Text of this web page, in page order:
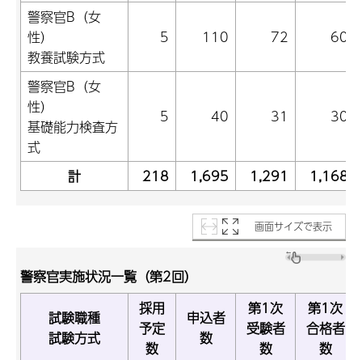
警察官B（女
性）
教養試験方式
5 110 72 60
警察官B（女
性）
基礎能力検査方
式
5 40 31 30
計 218 1,695 1,291 1,168
画面サイズで表示
警察官実施状況一覧（第2回）
試験職種
試験方式
採用
予定
数
申込者
数
第1次
受験者
数
第1次
合格者
数